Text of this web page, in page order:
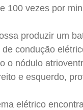
100 vezes por
produzir um
condução
o nódulo
e esquerdo,
elétrico